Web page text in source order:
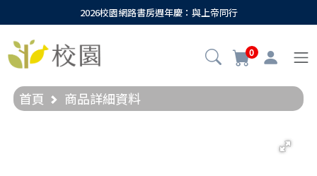
2026校園網路書房週年慶：與上帝同行
0
首頁 商品詳細資料